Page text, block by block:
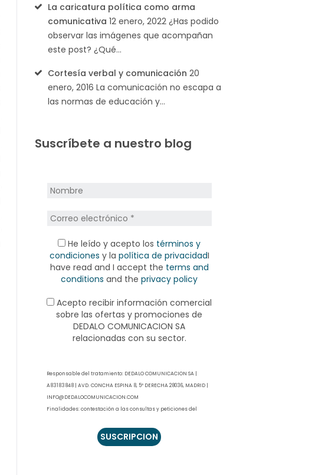
La caricatura política como arma
comunicativa 12 enero, 2022 ¿Has podido
observar las imágenes que acompañan
este post? ¿Qué…
Cortesía verbal y comunicación 20
enero, 2016 La comunicación no escapa a
las normas de educación y…
Suscríbete a nuestro blog
He leído y acepto los términos y
condiciones y la política de privacidadI
have read and I accept the terms and
conditions and the privacy policy
Acepto recibir información comercial
sobre las ofertas y promociones de
DEDALO COMUNICACION SA
relacionadas con su sector.
Responsable del tratamiento: DEDALO COMUNICACION SA |
A83183848 | AVD. CONCHA ESPINA 8, 5º DERECHA 28036, MADRID |
INFO@DEDALOCOMUNICACION.COM
Finalidades: contestación a las consultas y peticiones del
disponibles para ello. Previa información y su consentimiento
expreso, se podrá enviar información comercial relacionada